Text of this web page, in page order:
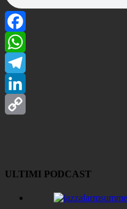
Facebook
WhatsApp
Telegram
LinkedIn
ULTIMI PODCAST